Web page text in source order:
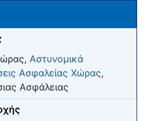
Αστυνομικά
Ασφαλείας Χώρας,
Ασφάλειας